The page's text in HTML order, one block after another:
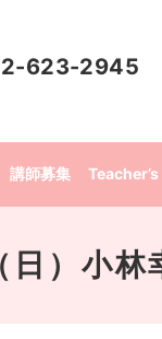
講師募集
623-2945
）小林